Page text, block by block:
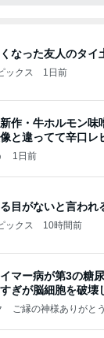
なった友人のタイ
ックス 1日前
作・牛ホルモン味
と違ってて辛口レ
1日前
目がないと言われ
ックス 10時間前
マー病が第3の糖
ぎが脳細胞を破壊
ご縁の神様ありがと